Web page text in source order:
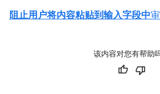
阻止用户将内容粘贴到输入字段中
该内容对您有帮助